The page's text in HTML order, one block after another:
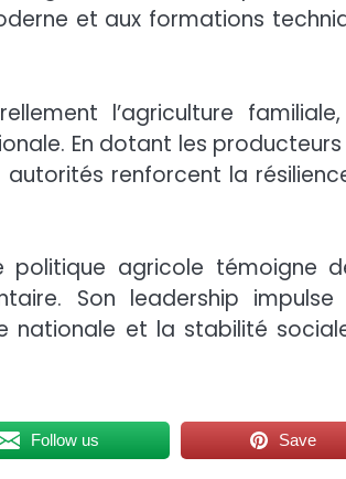
et aux formations
l’agriculture
En dotant les
renforcent la
politique agricole témoigne
Son leadership impulse
nationale et la stabilité
Follow us Save